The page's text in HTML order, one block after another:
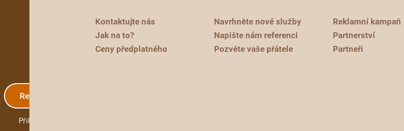
Registrace
Přihlášení
Kontaktujte nás
Jak na to?
Ceny předplatného
Navrhněte nové služby
Napište nám referenci
Pozvěte vaše přátele
Reklamní kampaň
Partnerství
Partneři